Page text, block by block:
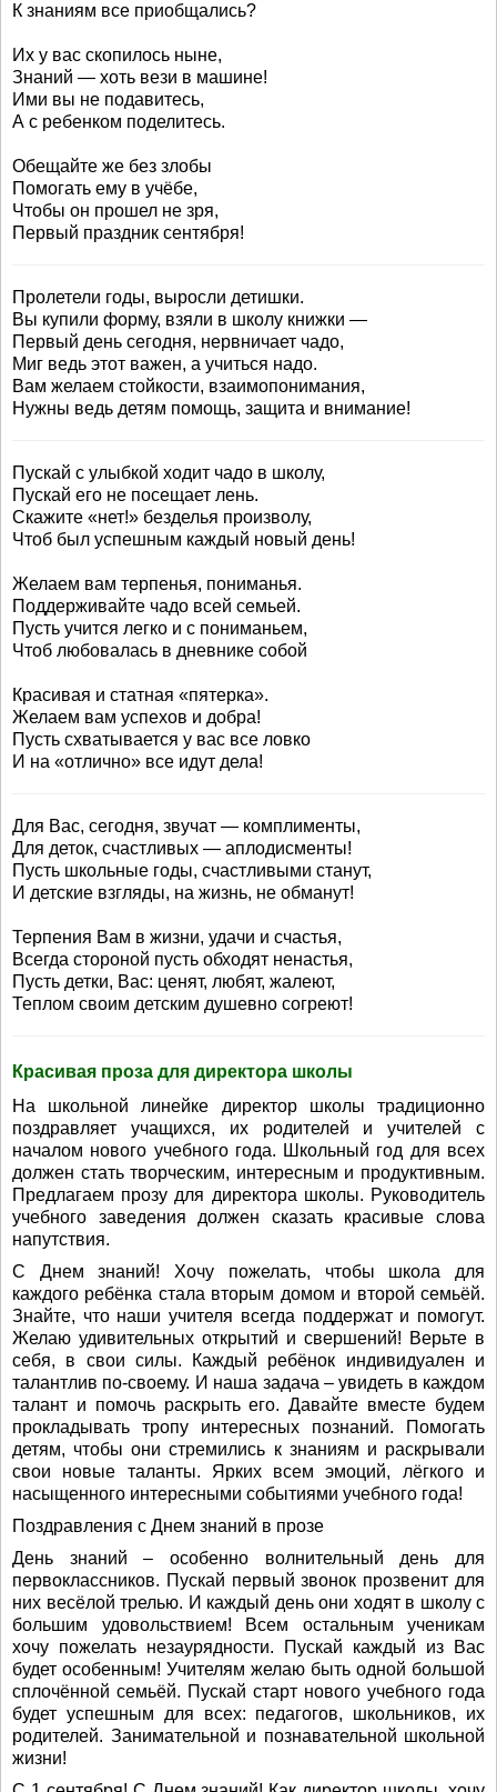
К знаниям все приобщались?
Их у вас скопилось ныне,
Знаний — хоть вези в машине!
Ими вы не подавитесь,
А с ребенком поделитесь.
Обещайте же без злобы
Помогать ему в учёбе,
Чтобы он прошел не зря,
Первый праздник сентября!
Пролетели годы, выросли детишки.
Вы купили форму, взяли в школу книжки —
Первый день сегодня, нервничает чадо,
Миг ведь этот важен, а учиться надо.
Вам желаем стойкости, взаимопонимания,
Нужны ведь детям помощь, защита и внимание!
Пускай с улыбкой ходит чадо в школу,
Пускай его не посещает лень.
Скажите «нет!» безделья произволу,
Чтоб был успешным каждый новый день!
Желаем вам терпенья, пониманья.
Поддерживайте чадо всей семьей.
Пусть учится легко и с пониманьем,
Чтоб любовалась в дневнике собой
Красивая и статная «пятерка».
Желаем вам успехов и добра!
Пусть схватывается у вас все ловко
И на «отлично» все идут дела!
Для Вас, сегодня, звучат — комплименты,
Для деток, счастливых — аплодисменты!
Пусть школьные годы, счастливыми станут,
И детские взгляды, на жизнь, не обманут!
Терпения Вам в жизни, удачи и счастья,
Всегда стороной пусть обходят ненастья,
Пусть детки, Вас: ценят, любят, жалеют,
Теплом своим детским душевно согреют!
Красивая проза для директора школы
На школьной линейке директор школы традиционно
поздравляет учащихся, их родителей и учителей с
началом нового учебного года. Школьный год для всех
должен стать творческим, интересным и продуктивным.
Предлагаем прозу для директора школы. Руководитель
учебного заведения должен сказать красивые слова
напутствия.
С Днем знаний! Хочу пожелать, чтобы школа для
каждого ребёнка стала вторым домом и второй семьёй.
Знайте, что наши учителя всегда поддержат и помогут.
Желаю удивительных открытий и свершений! Верьте в
себя, в свои силы. Каждый ребёнок индивидуален и
талантлив по-своему. И наша задача – увидеть в каждом
талант и помочь раскрыть его. Давайте вместе будем
прокладывать тропу интересных познаний. Помогать
детям, чтобы они стремились к знаниям и раскрывали
свои новые таланты. Ярких всем эмоций, лёгкого и
насыщенного интересными событиями учебного года!
Поздравления с Днем знаний в прозе
День знаний – особенно волнительный день для
первоклассников. Пускай первый звонок прозвенит для
них весёлой трелью. И каждый день они ходят в школу с
большим удовольствием! Всем остальным ученикам
хочу пожелать незаурядности. Пускай каждый из Вас
будет особенным! Учителям желаю быть одной большой
сплочённой семьёй. Пускай старт нового учебного года
будет успешным для всех: педагогов, школьников, их
родителей. Занимательной и познавательной школьной
жизни!